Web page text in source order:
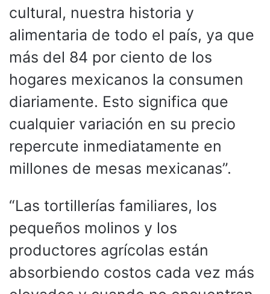
cultural, nuestra historia y
alimentaria de todo el país, ya que
más del 84 por ciento de los
hogares mexicanos la consumen
diariamente. Esto significa que
cualquier variación en su precio
repercute inmediatamente en
millones de mesas mexicanas”.
“Las tortillerías familiares, los
pequeños molinos y los
productores agrícolas están
absorbiendo costos cada vez más